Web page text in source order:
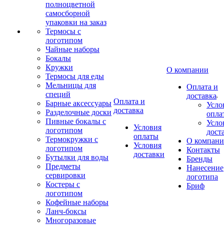
полноцветной
самосборной
упаковки на заказ
Термосы с
логотипом
Чайные наборы
Бокалы
Кружки
Термосы для еды
Мельницы для
специй
Барные аксессуары
Разделочные доски
Пивные бокалы с
логотипом
Термокружки с
логотипом
Бутылки для воды
Предметы
сервировки
Костеры с
логотипом
Кофейные наборы
Ланч-боксы
Многоразовые
Оплата и
доставка
Условия
оплаты
Условия
доставки
О компании
Оплата и
доставка
О
Контакты
Бренды
Нанесение
логотипа
Бриф